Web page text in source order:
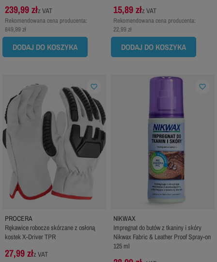
239,99 złz VAT
Rekomendowana cena producenta:
849,99 zł
DODAJ DO KOSZYKA
15,89 złz VAT
Rekomendowana cena producenta:
22,99 zł
DODAJ DO KOSZYKA
PROCERA
Rękawice robocze skórzane z osłoną
kostek X-Driver TPR
27,99 złz VAT
favorite_border
NIKWAX
Impregnat do butów z tkaniny i skóry
Nikwax Fabric & Leather Proof Spray-on
125 ml
favorite_border